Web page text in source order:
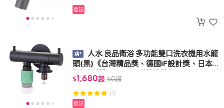
登記
人水 良品衛浴 多功能雙口洗衣機用水龍
頭(黑)《台灣精品獎、德國iF設計獎、日本
好設計獎》34-371 附快速接頭
$1,680起 $0起
(1)
登記